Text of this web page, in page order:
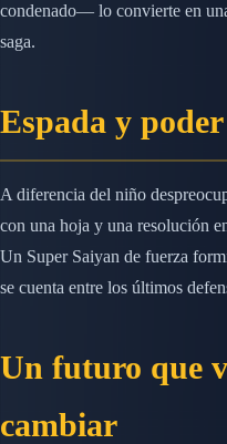
condenado— lo convierte en
saga.
Espada y
A diferencia del niño
con una hoja y una resolución
Un Super Saiyan de fuerza
se cuenta entre los últimos
Un futuro que
cambiar